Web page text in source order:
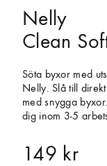
Nelly
Clean
Söta byxor med
Nelly. Slå till
med snygga
dig inom 3-5
149 kr